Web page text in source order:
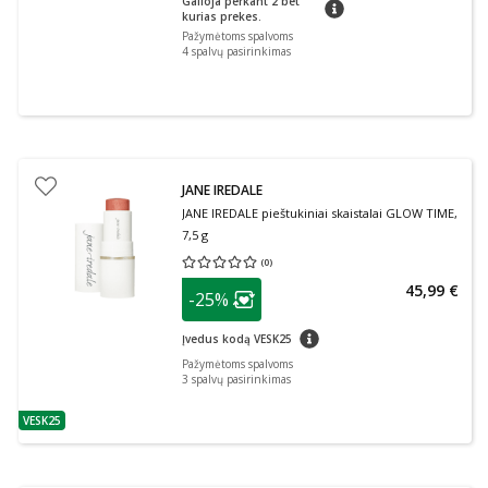
kurias prekes.
Pažymėtoms spalvoms
4 spalvų pasirinkimas
patarimas
VESK25
JANE IREDALE
JANE IREDALE pieštukiniai skaistalai GLOW TIME,
7,5 g
(0)
Vidutinis įvertinimas 0.00
patarimas
Lojalumo klubo narių nuolaida
-25%
Įvedus kodą VESK25 patarimas
45,99 €
Pažymėtoms spalvoms
3 spalvų pasirinkimas